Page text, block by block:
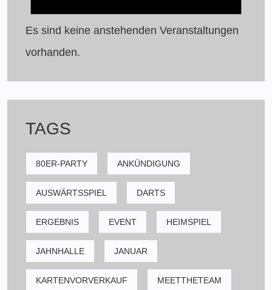
Es sind keine anstehenden Veranstaltungen
vorhanden.
TAGS
80ER-PARTY ANKÜNDIGUNG
AUSWÄRTSSPIEL DARTS
ERGEBNIS EVENT HEIMSPIEL
JAHNHALLE JANUAR
KARTENVORVERKAUF MEETTHETEAM